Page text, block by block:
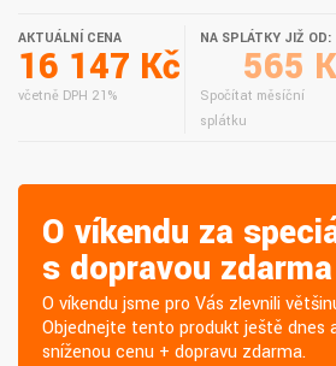
AKTUÁLNÍ CENA
16 147 Kč
včetně DPH 21%
NA SPLÁTKY JIŽ OD:
565
Spočítat měsíční
splátku
O víkendu za
s dopravou zdarma
O víkendu jsme pro Vás zlevnili
Objednejte tento produkt ještě dnes
sníženou cenu + dopravu zdarma.